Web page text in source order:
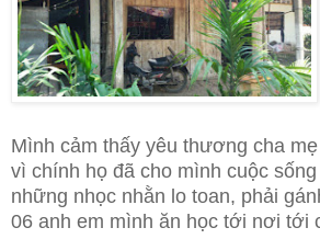
Mình cảm thấy yêu thương cha
vì chính họ đã cho mình cuộc
những nhọc nhằn lo toan, phải
06 anh em mình ăn học tới nơi tới